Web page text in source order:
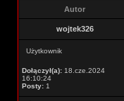
Autor
wojtek326
Użytkownik
Dołączył(a): 18.cze.2024
16:10:24
Posty: 1